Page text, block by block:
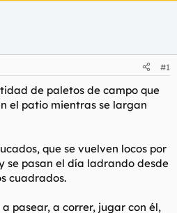
#1
de paletos de campo que
el patio mientras se largan
que se vuelven locos por
se pasan el día ladrando desde
cuadrados.
pasear, a correr, jugar con él,